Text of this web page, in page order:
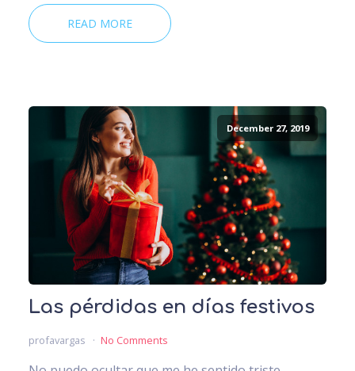
READ MORE
December 27, 2019
Las pérdidas en días festivos
profavargas No Comments